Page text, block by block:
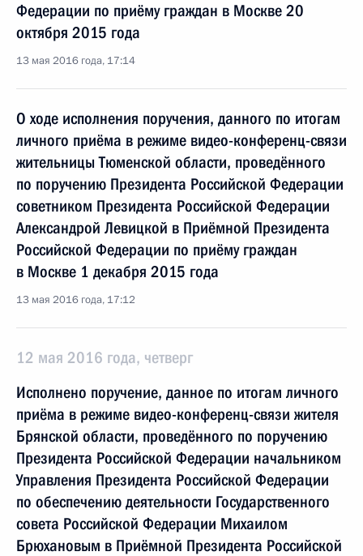
Федерации по приёму граждан в Москве 20
октября 2015 года
13 мая 2016 года, 17:14
О ходе исполнения поручения, данного по итогам
личного приёма в режиме видео-конференц-связи
жительницы Тюменской области, проведённого
по поручению Президента Российской Федерации
советником Президента Российской Федерации
Александрой Левицкой в Приёмной Президента
Российской Федерации по приёму граждан
в Москве 1 декабря 2015 года
13 мая 2016 года, 17:12
12 мая 2016 года, четверг
Исполнено поручение, данное по итогам личного
приёма в режиме видео-конференц-связи жителя
Брянской области, проведённого по поручению
Президента Российской Федерации начальником
Управления Президента Российской Федерации
по обеспечению деятельности Государственного
совета Российской Федерации Михаилом
Брюхановым в Приёмной Президента Российской